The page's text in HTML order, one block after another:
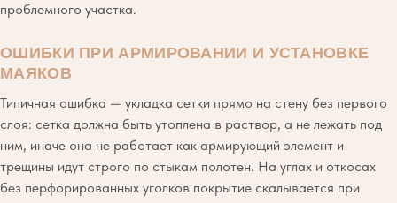
проблемного участка.
ОШИБКИ ПРИ АРМИРОВАНИИ И УСТАНОВКЕ
МАЯКОВ
Типичная ошибка — укладка сетки прямо на стену без первого
слоя: сетка должна быть утоплена в раствор, а не лежать под
ним, иначе она не работает как армирующий элемент и
трещины идут строго по стыкам полотен. На углах и откосах
без перфорированных уголков покрытие скалывается при